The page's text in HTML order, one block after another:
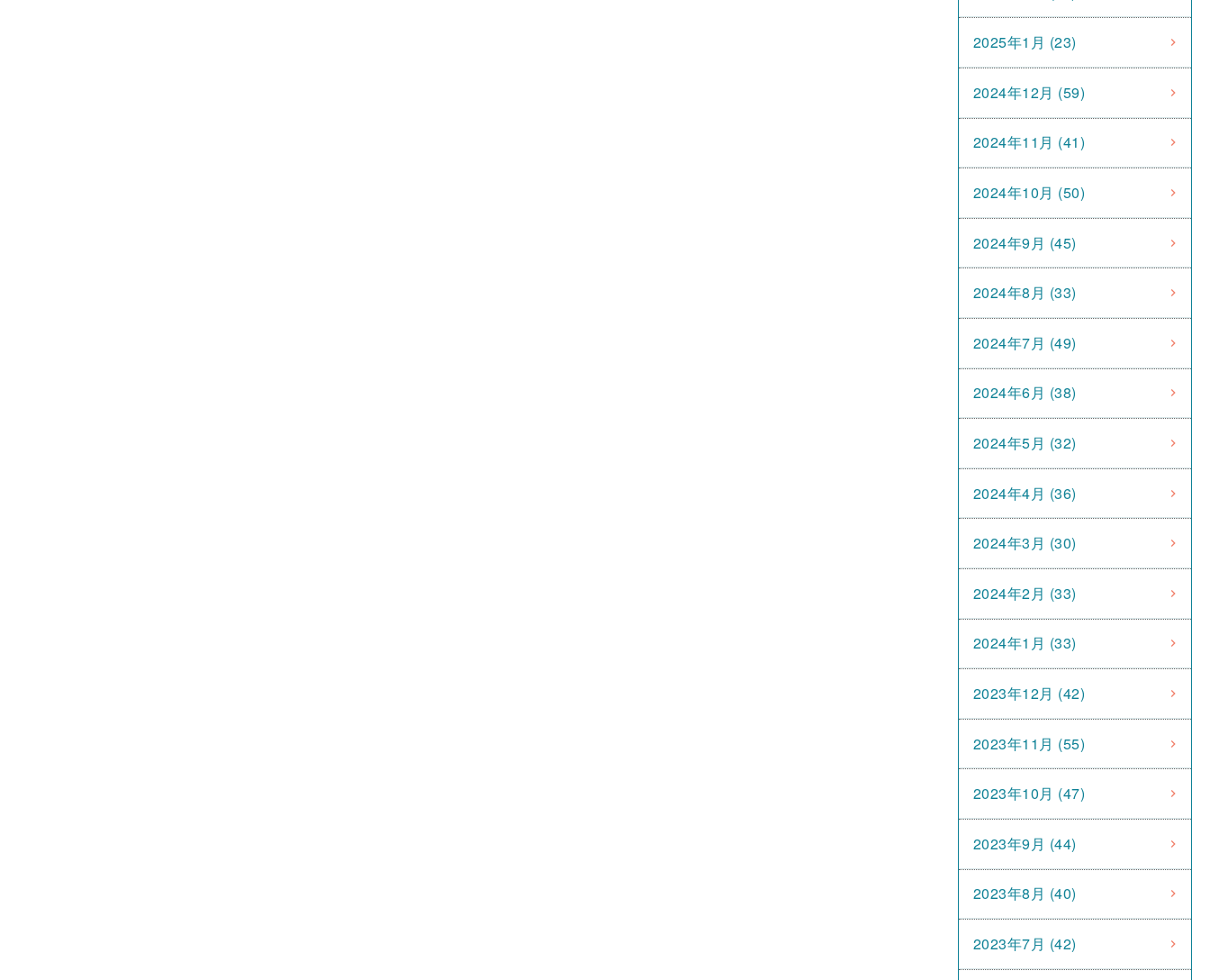
2025年1月 (23)
2024年12月 (59)
2024年11月 (41)
2024年10月 (50)
2024年9月 (45)
2024年8月 (33)
2024年7月 (49)
2024年6月 (38)
2024年5月 (32)
2024年4月 (36)
2024年3月 (30)
2024年2月 (33)
2024年1月 (33)
2023年12月 (42)
2023年11月 (55)
2023年10月 (47)
2023年9月 (44)
2023年8月 (40)
2023年7月 (42)